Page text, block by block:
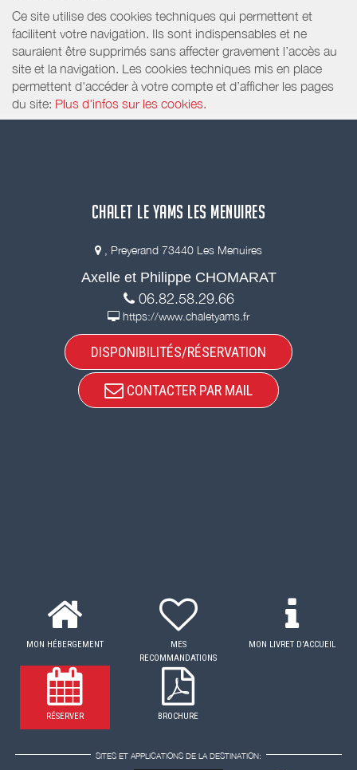
Ce site utilise des cookies techniques qui permettent et
facilitent votre navigation. Ils sont indispensables et ne
sauraient être supprimés sans affecter gravement l’accès au
site et la navigation. Les cookies techniques mis en place
permettent d'accéder à votre compte et d’afficher les pages
du site: Plus d'infos sur les cookies.
CHALET LE YAMS LES MENUIRES
, Preyerand 73440 Les Menuires
Axelle et Philippe CHOMARAT
06.82.58.29.66
https://www.chaletyams.fr
DISPONIBILITÉS/RÉSERVATION
CONTACTER PAR MAIL
MON HÉBERGEMENT
MES
RECOMMANDATIONS
MON LIVRET D'ACCUEIL
RÉSERVER BROCHURE
SITES ET APPLICATIONS DE LA DESTINATION: